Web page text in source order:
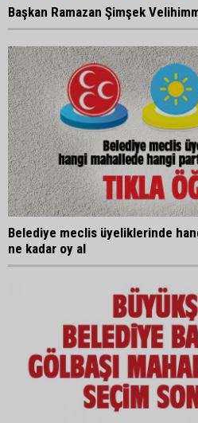
Başkan Ramazan Şimşek
Belediye meclis üyeliklerinde
ne kadar oy al